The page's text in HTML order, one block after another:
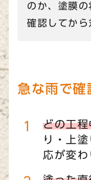
のか、塗膜
確認してから
急な雨で確
どの工
り・上
応が変わ